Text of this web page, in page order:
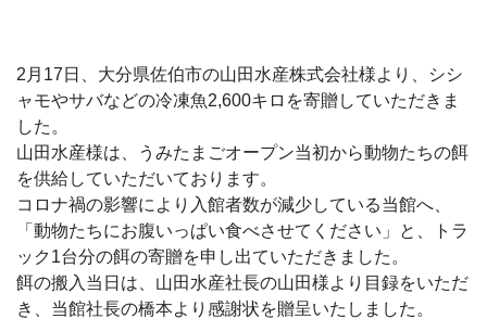
2月17日、大分県佐伯市の山田水産株式会社様より、シシ
ャモやサバなどの冷凍魚2,600キロを寄贈していただきま
した。
山田水産様は、うみたまごオープン当初から動物たちの餌
を供給していただいております。
コロナ禍の影響により入館者数が減少している当館へ、
「動物たちにお腹いっぱい食べさせてください」と、トラ
ック1台分の餌の寄贈を申し出ていただきました。
餌の搬入当日は、山田水産社長の山田様より目録をいただ
き、当館社長の橋本より感謝状を贈呈いたしました。